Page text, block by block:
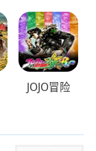
JOJO冒险